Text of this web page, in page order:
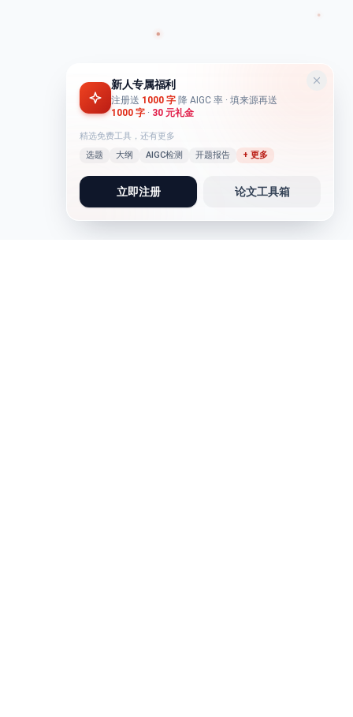
新人专属福利
注册送 1000 字 降 AIGC 率 · 填来源再送
1000 字 · 30 元礼金
精选免费工具，还有更多
选题
大纲 AIGC检测 开题报告 + 更多
立即注册 论文工具箱